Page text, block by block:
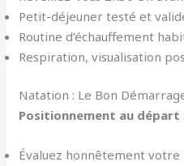
Petit-déjeuner testé et
Routine d’échauffement
Respiration, visualisation
Natation : Le Bon
Positionnement au départ
Évaluez honnêtement votre